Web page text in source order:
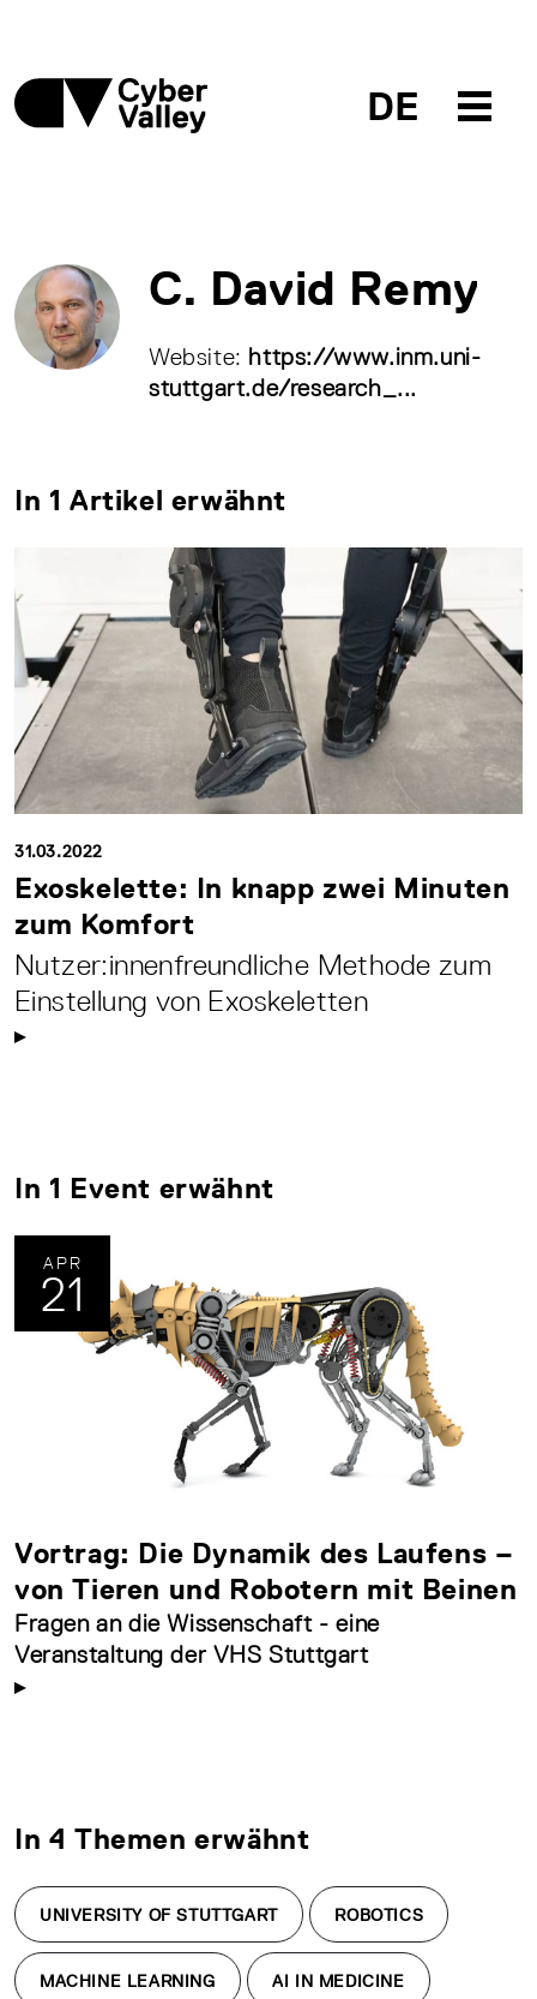
DE
C. David Remy
Website: https://www.inm.uni-
stuttgart.de/research_...
In 1 Artikel erwähnt
31.03.2022
Exoskelette: In knapp zwei Minuten
zum Komfort
Nutzer:innenfreundliche Methode zum
Einstellung von Exoskeletten
In 1 Event erwähnt
APR
21
Vortrag: Die Dynamik des Laufens –
von Tieren und Robotern mit Beinen
Fragen an die Wissenschaft - eine
Veranstaltung der VHS Stuttgart
In 4 Themen erwähnt
UNIVERSITY OF STUTTGART ROBOTICS
MACHINE LEARNING AI IN MEDICINE